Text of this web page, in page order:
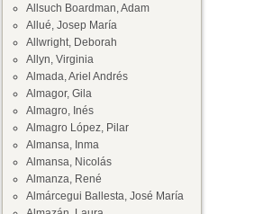
Allsuch Boardman, Adam
Allué, Josep María
Allwright, Deborah
Allyn, Virginia
Almada, Ariel Andrés
Almagor, Gila
Almagro, Inés
Almagro López, Pilar
Almansa, Inma
Almansa, Nicolás
Almanza, René
Almárcegui Ballesta, José María